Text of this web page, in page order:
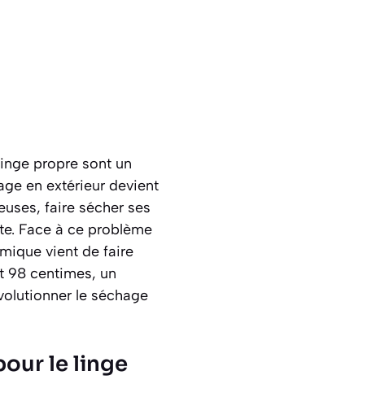
propre sont un
en extérieur devient
faire sécher ses
Face à ce problème
vient de faire
98 centimes, un
le séchage
le linge